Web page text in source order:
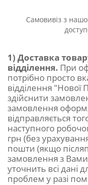
Самовивіз з
1) Доставка
відділення. При
потрібно просто
відділення
здійснити
замовлення
відправляється
наступного
грн (без
пошти (якщо
замовлення з
уточнить всі дані
проблем у разі